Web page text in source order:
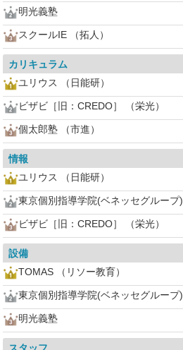
明光義塾
スクールIE （拓人）
カリキュラム
ユリウス （日能研）
ビザビ［旧：CREDO］ （栄光）
個太郎塾 （市進）
情報
ユリウス （日能研）
東京個別指導学院(ベネッセグループ)
ビザビ［旧：CREDO］ （栄光）
設備
TOMAS （リソー教育）
東京個別指導学院(ベネッセグループ)
明光義塾